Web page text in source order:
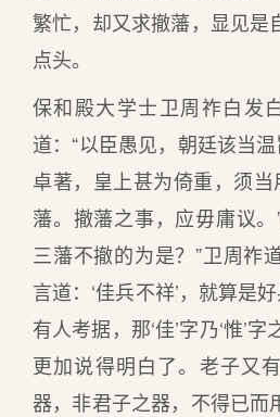
繁忙，却又求撤藩，显见是
点头。
保和殿大学士卫周祚白发
道：“以臣愚见，朝廷该当
卓著，皇上甚为倚重，须
藩。撤藩之事，应毋庸议。
三藩不撤的为是？”卫周祚
言道：‘佳兵不祥’，就算是
有人考据，那‘佳’字乃‘惟’
更加说得明白了。老子又
器，非君子之器，不得已而